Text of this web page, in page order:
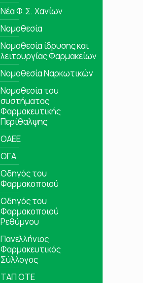
Νέα Φ.Σ. Χανίων
Νομοθεσία
Νομοθεσία ίδρυσης και
λειτουργίας Φαρμακείων
Νομοθεσία Ναρκωτικών
Νομοθεσία του
συστήματος
Φαρμακευτικής
Περίθαλψης
ΟΑΕΕ
ΟΓΑ
Οδηγός του
Φαρμακοποιού
Οδηγός του
Φαρμακοποιού
Ρεθύμνου
Πανελλήνιος
Φαρμακευτικός
Σύλλογος
ΤΑΠ ΟΤΕ